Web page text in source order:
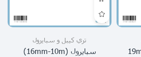
تري كيبل و سبايرول
سبايرول (16mm-10m)